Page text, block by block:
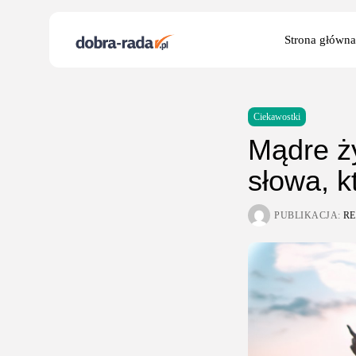
Strona główna
for:
Ciekawostki
Mądre
słowa,
PUBLIKACJA: